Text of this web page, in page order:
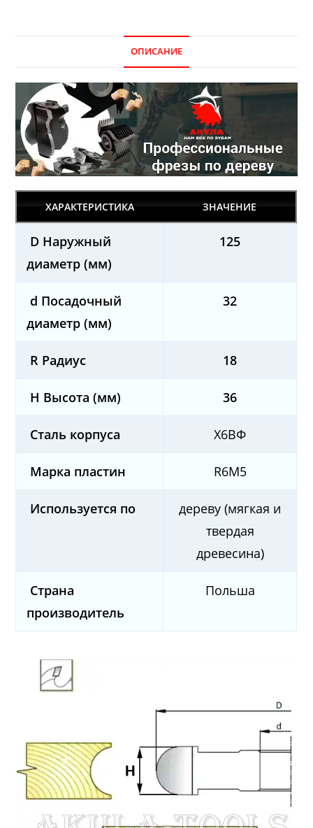
ОПИСАНИЕ
ХАРАКТЕРИСТИКА ЗНАЧЕНИЕ
D Наружный
диаметр (мм)
125
d Посадочный
диаметр (мм)
32
R Радиус 18
H Высота (мм) 36
Сталь корпуса Х6ВФ
Марка пластин R6M5
Используется по
дереву (мягкая и
твердая
древесина)
Страна
производитель
Польша